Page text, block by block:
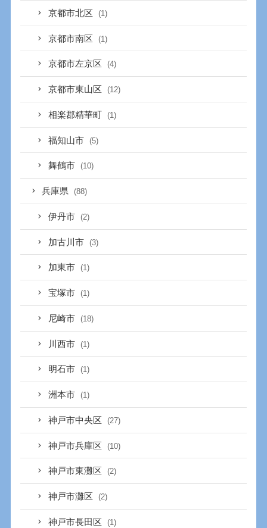
京都市北区 (1)
京都市南区 (1)
京都市左京区 (4)
京都市東山区 (12)
相楽郡精華町 (1)
福知山市 (5)
舞鶴市 (10)
兵庫県 (88)
伊丹市 (2)
加古川市 (3)
加東市 (1)
宝塚市 (1)
尼崎市 (18)
川西市 (1)
明石市 (1)
洲本市 (1)
神戸市中央区 (27)
神戸市兵庫区 (10)
神戸市東灘区 (2)
神戸市灘区 (2)
神戸市長田区 (1)